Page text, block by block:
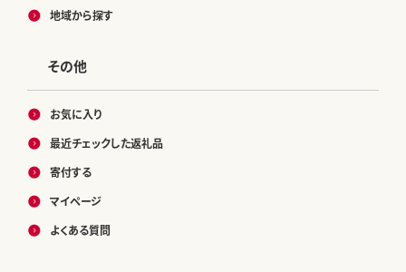
地域から探す
その他
お気に入り
最近チェックした返礼品
寄付する
マイページ
よくある質問